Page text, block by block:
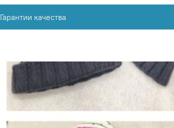
Гарантии качества